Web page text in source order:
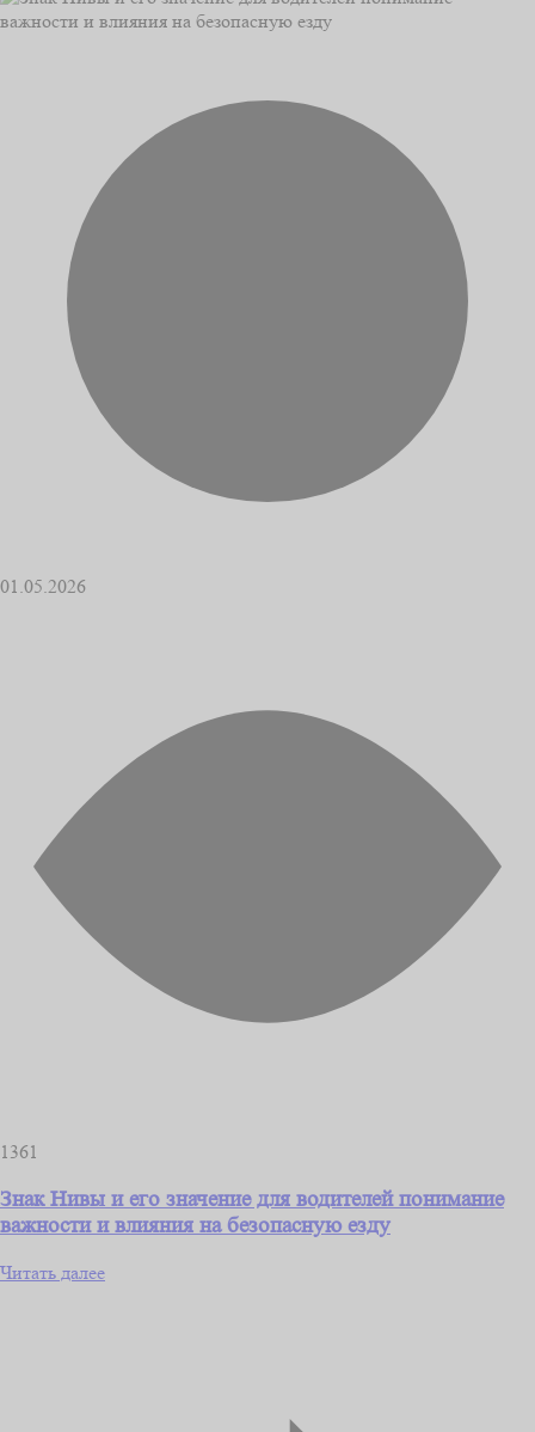
01.05.2026
1361
Знак Нивы и его значение для водителей понимание
важности и влияния на безопасную езду
Читать далее